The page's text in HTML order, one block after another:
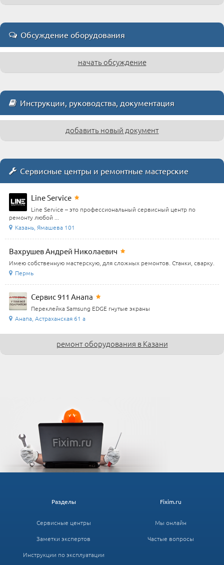
Обсуждение оборудования
начать обсуждение
Инструкции, руководства, документация
добавить новый документ
Сервисные центры и ремонтные мастерские
Line Service
Line Service – это профессиональный сервисный центр по
ремонту любой ...
Казань, Ямашева 101
Вахрушев Андрей Николаевич
Имею собственную мастерскую, для сложных ремонтов. Станки, сварку.
Пермь
Сервис 911 Анапа
Переклейка Samsung EDGE гнутые экраны
Анапа, Астраханская 61 а
ремонт оборудования в Казани
Fixim.ru
Мы онлайн
Частые вопросы
Разделы
Сервисные центры
Заметки экспертов
Инструкции по эксплуатации